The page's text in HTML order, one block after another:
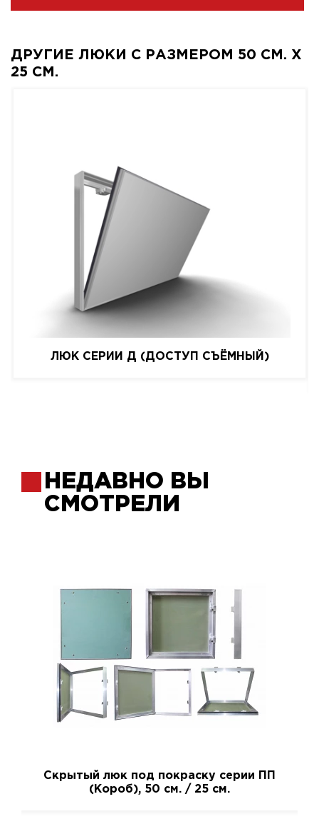
ДРУГИЕ ЛЮКИ С РАЗМЕРОМ 50 СМ. X
25 СМ.
ЛЮК СЕРИИ Д (ДОСТУП СЪЁМНЫЙ)
НЕДАВНО ВЫ
СМОТРЕЛИ
Скрытый люк под покраску серии ПП
(Короб), 50 см. / 25 см.